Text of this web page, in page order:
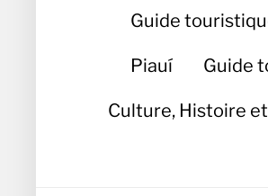
Guide
Piauí Guide
Culture, Histoire